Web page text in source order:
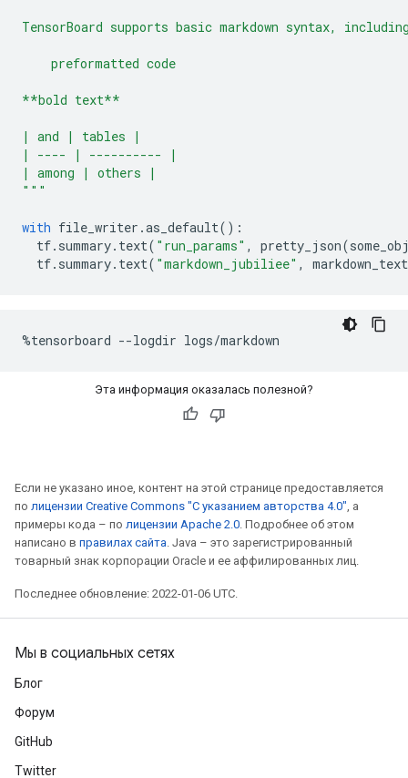
TensorBoard supports basic markdown syntax,
preformatted code
**bold text**
| and | tables |
| ---- | ---------- |
| among | others |
"""
with file_writer .as_default():
tf. summary. text( "run_params" , pretty_json(
tf. summary. text( "markdown_jubiliee" , markdown_text
%tensorboard --logdir logs/markdown
Эта информация оказалась полезной?
Если не указано иное, контент на этой странице предоставляется
по лицензии Creative Commons "С указанием авторства 4.0" , а
примеры кода – по лицензии Apache 2.0 . Подробнее об этом
написано в правилах сайта . Java – это зарегистрированный
товарный знак корпорации Oracle и ее аффилированных лиц.
Последнее обновление: 2022-01-06 UTC.
Мы в социальных сетях
Блог
Форум
GitHub
Twitter